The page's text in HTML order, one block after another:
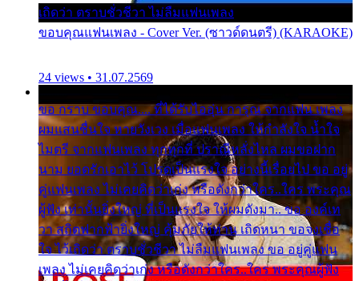
เถิดว่า ตราบชั่วชีวา ไม่ลืมแฟนเพลง
ขอบคุณแฟนเพลง - Cover Ver. (ซาวด์ดนตรี) (KARAOKE)
24 views • 31.07.2569
ขอ กราบ ขอบคุณ.... ที่ได้รับไออุ่น การุณ จากแฟน เพลง
ผมแสนชื่นใจ หายวังเวง เมื่อแฟนเพลง ให้กำลังใจ น้ำใจ
ไมตรี จากแฟนเพลง ทุกทุกที่ ปราณีหลั่งไหล ผมขอฝาก
นาม ยอดรักเอาไว้ โปรดเป็นแรงใจ อย่างนี้เรื่อยไป ขอ อยู่
คู่แฟนเพลง ไม่เคยคิดว่าเก่ง หรือดังกว่าใคร..ใคร พระคุณ
ผู้ฟัง เท่านั้นยิ่งใหญ่ ที่เป็นแรงใจ ให้ผมดังมา.. ขอ องค์เท
วา สถิตฟากฟ้ายิ่งใหญ่ คุ้มภัยให้ท่าน เถิดหนา ขอจงเชื่อ
ใจ ไว้เถิดว่า ตราบชั่วชีวา ไม่ลืมแฟนเพลง ขอ อยู่คู่แฟน
เพลง ไม่เคยคิดว่าเก่ง หรือดังกว่าใคร..ใคร พระคุณผู้ฟัง